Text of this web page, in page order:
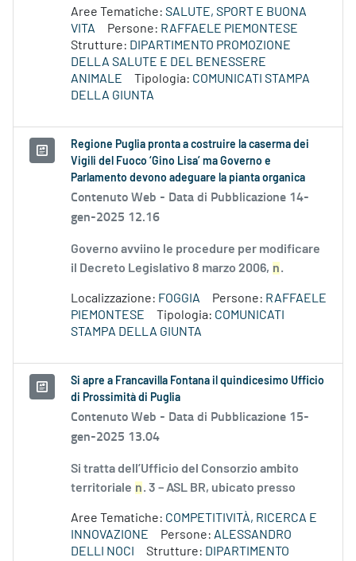
Aree Tematiche: SALUTE, SPORT E BUONA
VITA
Persone: RAFFAELE PIEMONTESE
Strutture: DIPARTIMENTO PROMOZIONE
DELLA SALUTE E DEL BENESSERE
ANIMALE
Tipologia: COMUNICATI STAMPA
DELLA GIUNTA
Regione Puglia pronta a costruire la caserma dei
Vigili del Fuoco ‘Gino Lisa’ ma Governo e
Parlamento devono adeguare la pianta organica
Contenuto Web - Data di Pubblicazione 14-
gen-2025 12.16
Governo avviino le procedure per modificare
il Decreto Legislativo 8 marzo 2006, n.
Localizzazione: FOGGIA Persone: RAFFAELE
PIEMONTESE
Tipologia: COMUNICATI
STAMPA DELLA GIUNTA
Si apre a Francavilla Fontana il quindicesimo Ufficio
di Prossimità di Puglia
Contenuto Web - Data di Pubblicazione 15-
gen-2025 13.04
Si tratta dell’Ufficio del Consorzio ambito
territoriale n. 3 – ASL BR, ubicato presso
Aree Tematiche: COMPETITIVITÀ, RICERCA E
INNOVAZIONE
Persone: ALESSANDRO
DELLI NOCI
Strutture: DIPARTIMENTO